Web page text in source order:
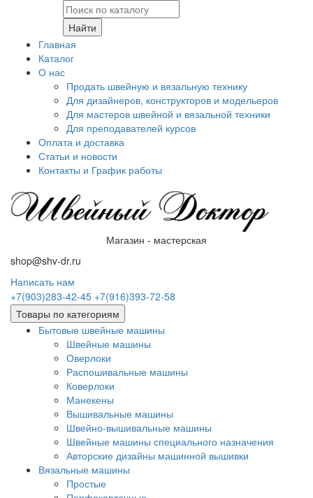
Найти
Главная
Каталог
О нас
Продать швейную и вязальную технику
Для дизайнеров, конструкторов и модельеров
Для мастеров швейной и вязальной техники
Для преподавателей курсов
Оплата и доставка
Статьи и новости
Контакты и График работы
Магазин - мастерская
shop@shv-dr.ru
Написать нам
+7(903)283-42-45 +7(916)393-72-58
Товары по категориям
Бытовые швейные машины
Швейные машины
Оверлоки
Распошивальные машины
Коверлоки
Манекены
Вышивальные машины
Швейно-вышивальные машины
Швейные машины специального назначения
Авторские дизайны машинной вышивки
Вязальные машины
Простые